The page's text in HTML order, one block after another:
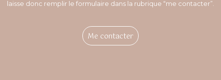
laisse donc remplir le formulaire dans la rubrique “me contacter”.
Me contacter